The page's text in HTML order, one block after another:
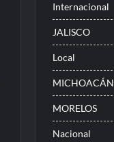
Internacional
JALISCO
Local
MICHOACÁN
MORELOS
Nacional